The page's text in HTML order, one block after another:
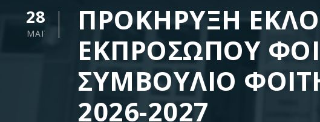
28
ΜΆΙ
ΠΡΟΚΗΡΥΞΗ
ΕΚΠΡΟΣΩΠΟΥ
ΣΥΜΒΟΥΛΙΟ
2026-2027